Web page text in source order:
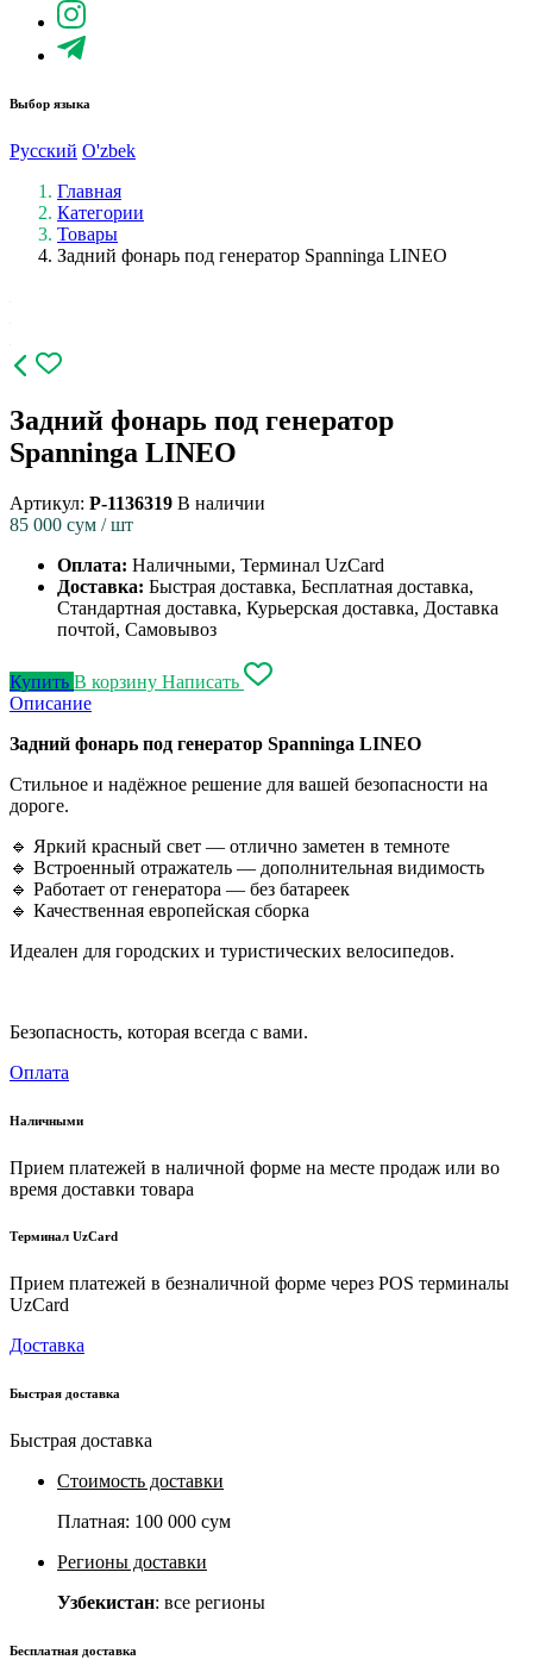
Выбор языка
Русский O'zbek
Главная
Категории
Товары
Задний фонарь под генератор Spanninga LINEO
Задний фонарь под генератор
Spanninga LINEO
Артикул: P-1136319 В наличии
85 000 сум / шт
Оплата: Наличными, Терминал UzCard
Доставка: Быстрая доставка, Бесплатная доставка,
Стандартная доставка, Курьерская доставка, Доставка
почтой, Самовывоз
Купить В корзину Написать
Описание
Задний фонарь под генератор Spanninga LINEO
Стильное и надёжное решение для вашей безопасности на
дороге.
🔹 Яркий красный свет — отлично заметен в темноте
🔹 Встроенный отражатель — дополнительная видимость
🔹 Работает от генератора — без батареек
🔹 Качественная европейская сборка
Идеален для городских и туристических велосипедов.
Безопасность, которая всегда с вами.
Оплата
Наличными
Прием платежей в наличной форме на месте продаж или во
время доставки товара
Терминал UzCard
Прием платежей в безналичной форме через POS терминалы
UzCard
Доставка
Быстрая доставка
Быстрая доставка
Стоимость доставки
Платная: 100 000 сум
Регионы доставки
Узбекистан: все регионы
Бесплатная доставка